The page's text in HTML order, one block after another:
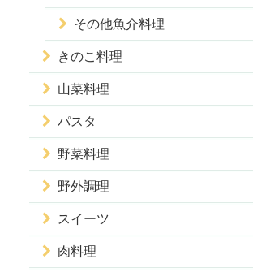
その他魚介料理
きのこ料理
山菜料理
パスタ
野菜料理
野外調理
スイーツ
肉料理